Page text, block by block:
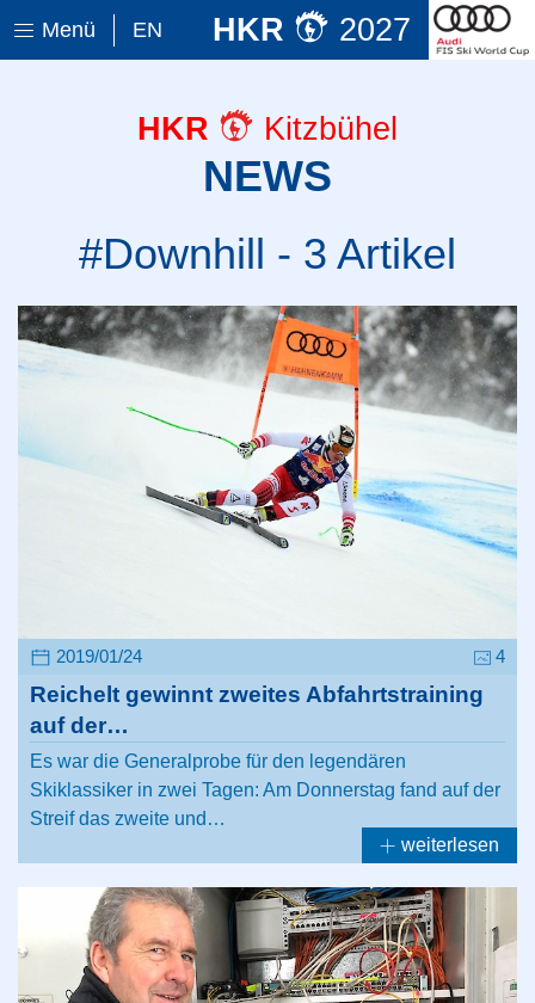
Menü EN HKR 2027
HKR Kitzbühel
NEWS
#Downhill - 3 Artikel
2019/01/24 4
Reichelt gewinnt zweites Abfahrtstraining
auf der…
Es war die Generalprobe für den legendären
Skiklassiker in zwei Tagen: Am Donnerstag fand auf der
Streif das zweite und…
weiterlesen